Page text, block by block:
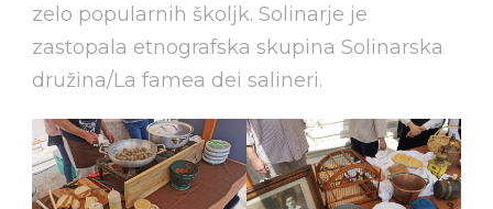
zelo popularnih školjk. Solinarje je
zastopala etnografska skupina Solinarska
družina/La famea dei salineri.